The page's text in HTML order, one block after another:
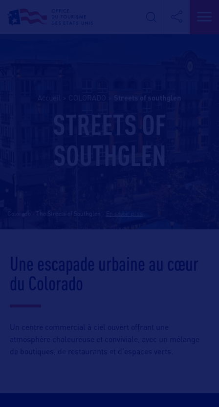
Accueil
STREETS OF
SOUTHGLEN
Colorado - The Streets of Southglen
Une escapade urbaine au cœur
du Colorado
Un centre commercial à ciel ouvert offrant une
atmosphère chaleureuse et conviviale, avec un mélange
de boutiques, de restaurants et d’espaces verts.